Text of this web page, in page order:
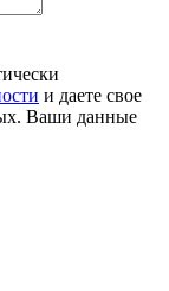
и даете свое
Ваши данные